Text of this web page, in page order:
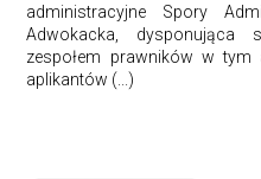
administracyjne Spory
Adwokacka, dysponująca
zespołem prawników w tym
aplikantów (...)